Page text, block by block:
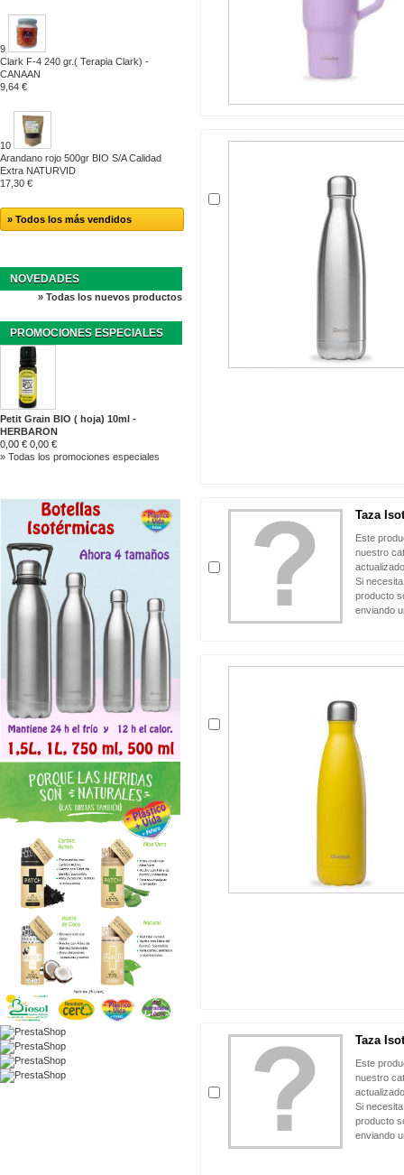
9
Clark F-4 240 gr.( Terapia Clark) -
CANAAN
9,64 €
10
Arandano rojo 500gr BIO S/A Calidad
Extra NATURVID
17,30 €
» Todos los más vendidos
NOVEDADES
» Todas los nuevos productos
PROMOCIONES ESPECIALES
Petit Grain BIO ( hoja) 10ml -
HERBARON
0,00 € 0,00 €
» Todas los promociones especiales
Taza
Este
nuestro
Si
producto
enviando
Taza
Este
nuestro
Si
producto
enviando